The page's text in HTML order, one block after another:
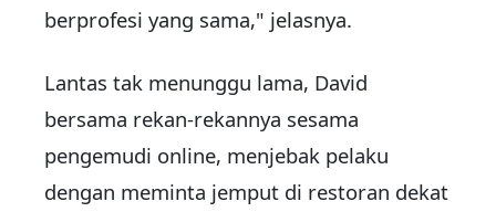
berprofesi yang sama," jelasnya.
Lantas tak menunggu lama, David
bersama rekan-rekannya sesama
pengemudi online, menjebak pelaku
dengan meminta jemput di restoran dekat